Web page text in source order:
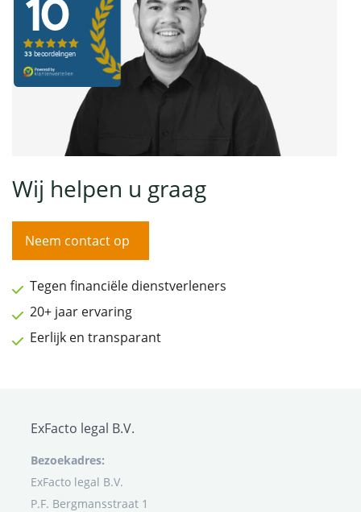
Wij helpen u graag
Neem contact op
Tegen financiële dienstverleners
20+ jaar ervaring
Eerlijk en transparant
ExFacto legal B.V.
Bezoekadres:
ExFacto legal B.V.
P.F. Bergmansstraat 1